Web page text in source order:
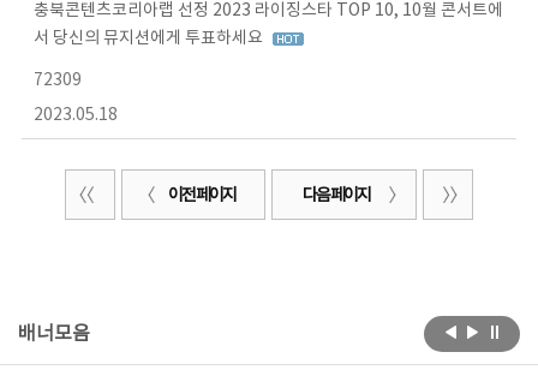
충북콘텐츠코리아랩 선정 2023 라이징스타 TOP 10, 10월 콘서트에
서 당신의 뮤지션에게 투표하세요
72309
2023.05.18
이전 페이지 다음 페이지
배너모음